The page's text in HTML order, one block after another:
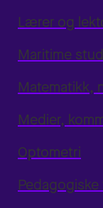
Lærer og
Maritime
Matematikk,
Medier,
Optometri
Pedagogiske